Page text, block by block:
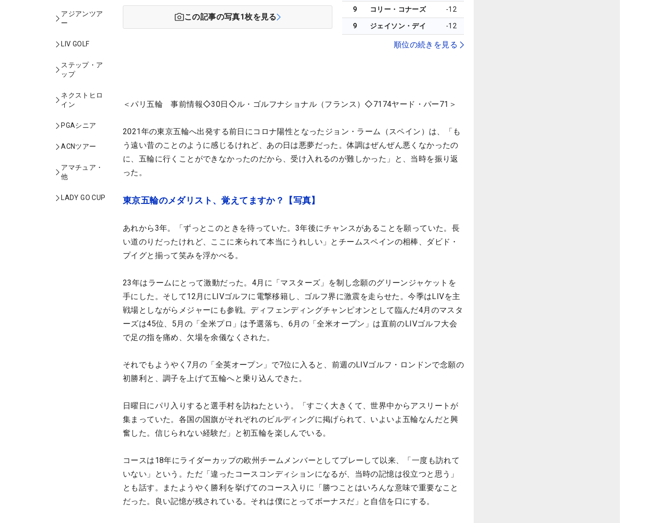
アジアンツア
ー
LIV GOLF
ステップ・ア
ップ
ネクストヒロ
イン
PGAシニア
ACNツアー
アマチュア・
他
LADY GO CUP
この記事の写真1枚を見る
9 コリー・コナーズ -12
9 ジェイソン・デイ -12
順位の続きを見る
＜パリ五輪 事前情報◇30日◇ル・ゴルフナショナル（フランス）◇7174ヤード・パー71＞
2021年の東京五輪へ出発する前日にコロナ陽性となったジョン・ラーム（スペイン）は、「も
う遠い昔のことのように感じるけれど、あの日は悪夢だった。体調はぜんぜん悪くなかったの
に、五輪に行くことができなかったのだから、受け入れるのが難しかった」と、当時を振り返
った。
東京五輪のメダリスト、覚えてますか？【写真】
あれから3年。「ずっとこのときを待っていた。3年後にチャンスがあることを願っていた。長
い道のりだったけれど、ここに来られて本当にうれしい」とチームスペインの相棒、ダビド・
プイグと揃って笑みを浮かべる。
23年はラームにとって激動だった。4月に「マスターズ」を制し念願のグリーンジャケットを
手にした。そして12月にLIVゴルフに電撃移籍し、ゴルフ界に激震を走らせた。今季はLIVを主
戦場としながらメジャーにも参戦。ディフェンディングチャンピオンとして臨んだ4月のマスタ
ーズは45位、5月の「全米プロ」は予選落ち、6月の「全米オープン」は直前のLIVゴルフ大会
で足の指を痛め、欠場を余儀なくされた。
それでもようやく7月の「全英オープン」で7位に入ると、前週のLIVゴルフ・ロンドンで念願の
初勝利と、調子を上げて五輪へと乗り込んできた。
日曜日にパリ入りすると選手村を訪ねたという。「すごく大きくて、世界中からアスリートが
集まっていた。各国の国旗がそれぞれのビルディングに掲げられて、いよいよ五輪なんだと興
奮した。信じられない経験だ」と初五輪を楽しんでいる。
コースは18年にライダーカップの欧州チームメンバーとしてプレーして以来、「一度も訪れて
いない」という。ただ「違ったコースコンディションになるが、当時の記憶は役立つと思う」
とも話す。またようやく勝利を挙げてのコース入りに「勝つことはいろんな意味で重要なこと
だった。良い記憶が残されている。それは僕にとってボーナスだ」と自信を口にする。